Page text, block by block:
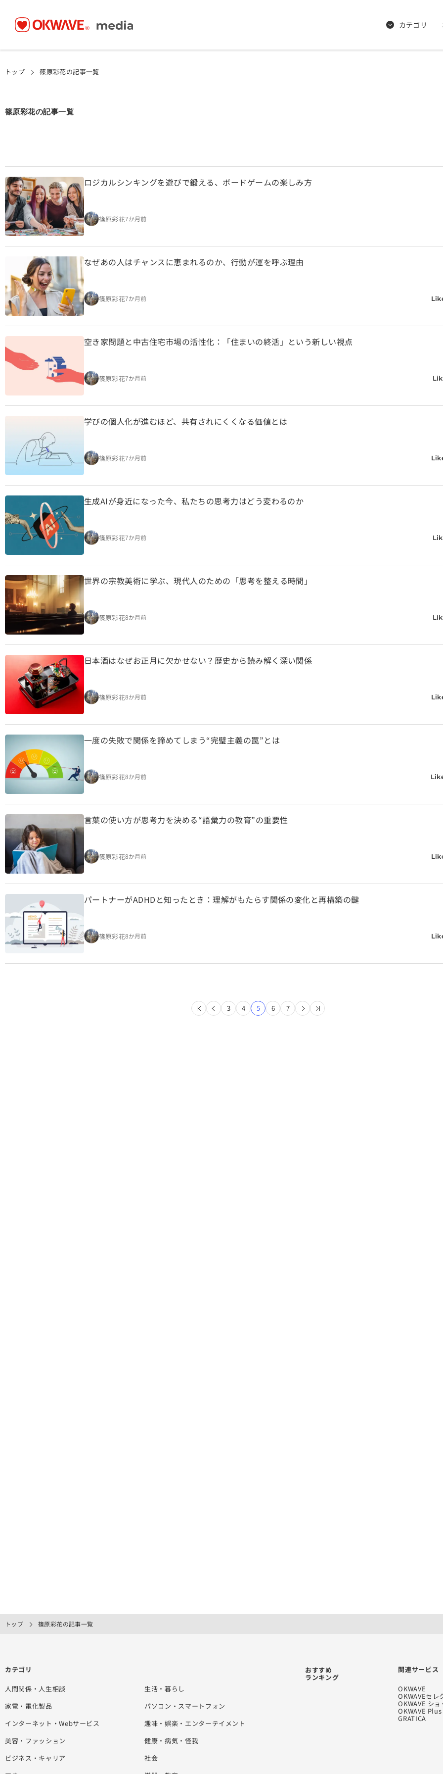
カテゴリ
トップ 篠原彩花の記事一覧
篠原彩花の記事一覧
ロジカルシンキングを遊びで鍛える、ボードゲームの楽しみ方
篠原彩花7か月前
なぜあの人はチャンスに恵まれるのか、行動が運を呼ぶ理由
篠原彩花7か月前
空き家問題と中古住宅市場の活性化：「住まいの終活」という新しい視点
篠原彩花7か月前
学びの個人化が進むほど、共有されにくくなる価値とは
篠原彩花7か月前
生成AIが身近になった今、私たちの思考力はどう変わるのか
篠原彩花7か月前
世界の宗教美術に学ぶ、現代人のための「思考を整える時間」
篠原彩花8か月前
日本酒はなぜお正月に欠かせない？歴史から読み解く深い関係
篠原彩花8か月前
一度の失敗で関係を諦めてしまう“完璧主義の罠”とは
篠原彩花8か月前
言葉の使い方が思考力を決める“語彙力の教育”の重要性
篠原彩花8か月前
パートナーがADHDと知ったとき：理解がもたらす関係の変化と再構築の鍵
篠原彩花8か月前
3 4 5 6 7
トップ 篠原彩花の記事一覧
カテゴリ
人間関係・人生相談
生活・暮らし
家電・電化製品
パソコン・スマートフォン
インターネット・Webサービス
趣味・娯楽・エンターテイメント
美容・ファッション
健康・病気・怪我
ビジネス・キャリア
社会
おすすめ
ランキング
関連サービス
OKWAVE
OKWAVEセレ
OKWAVE シ
OKWAVE Plus
GRATICA